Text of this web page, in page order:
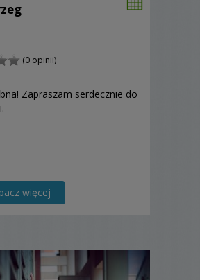
(0 opinii)
Zapraszam serdecznie do
więcej